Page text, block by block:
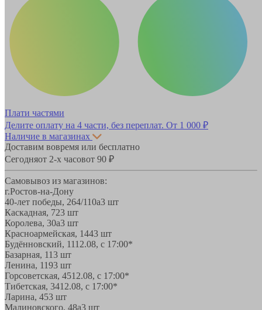
Плати частями
Делите оплату на 4 части, без переплат. От 1 000 ₽
Наличие в магазинах
Доставим вовремя или бесплатно
Сегодняот 2-х часовот 90 ₽
Самовывоз из магазинов:
г.Ростов-на-Дону
40-лет победы, 264/110а3 шт
Каскадная, 723 шт
Королева, 30а3 шт
Красноармейская, 1443 шт
Будённовский, 1112.08, с 17:00*
Базарная, 113 шт
Ленина, 1193 шт
Горсоветская, 4512.08, с 17:00*
Тибетская, 3412.08, с 17:00*
Ларина, 453 шт
Малиновского, 48а3 шт